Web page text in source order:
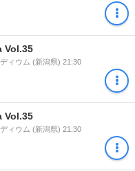
Vol.35
ィウム (新潟県) 21:30
Vol.35
ィウム (新潟県) 21:30